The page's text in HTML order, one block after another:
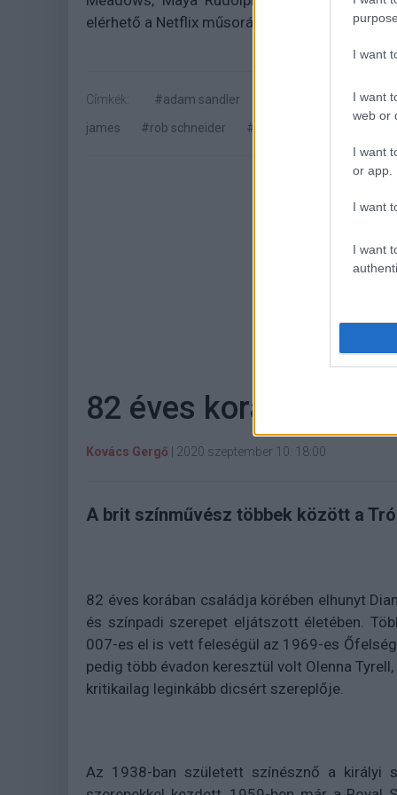
I want
I want
web or
I want
or app.
I want
I want
elérhető a Netflix műsorán.
Címkék: #adam sandler #hubie halloween
james
#rob schneider #ray liotta
82 éves korában
Kovács Gergő 2020 szeptember 10. 18:00
A brit színművész többek között a
82 éves korában családja körében elhunyt
és színpadi szerepet eljátszott életében.
007-es el is vett feleségül az 1969-es
pedig több évadon keresztül volt Olenna
kritikailag leginkább dicsért szereplője.
Az 1938-ban született színésznő a királyi